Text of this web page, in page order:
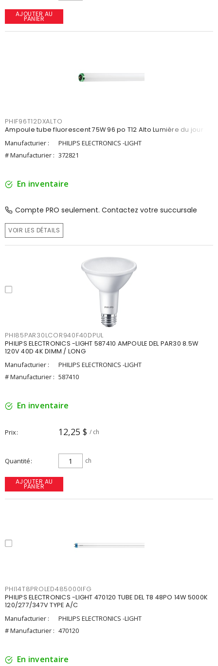
AJOUTER AU
PANIER
PHIF96T12DXALTO
Ampoule tube fluorescent 75W 96 po T12 Alto Lumière du jour
Manufacturier :
PHILIPS ELECTRONICS -LIGHT
# Manufacturier : 372821
En inventaire
Compte PRO seulement. Contactez votre succursale
VOIR LES DÉTAILS
PHI85PAR30LCOR940F40DPUL
PHILIPS ELECTRONICS -LIGHT 587410 AMPOULE DEL PAR30 8.5W
120V 40D 4K DIMM / LONG
Manufacturier :
PHILIPS ELECTRONICS -LIGHT
# Manufacturier : 587410
En inventaire
Prix 12,25 $ / ch
Quantité ch
AJOUTER AU
PANIER
PHI14T8PROLED485000IFG
PHILIPS ELECTRONICS -LIGHT 470120 TUBE DEL T8 48PO 14W 5000K
120/277/347V TYPE A/C
Manufacturier :
PHILIPS ELECTRONICS -LIGHT
# Manufacturier : 470120
En inventaire